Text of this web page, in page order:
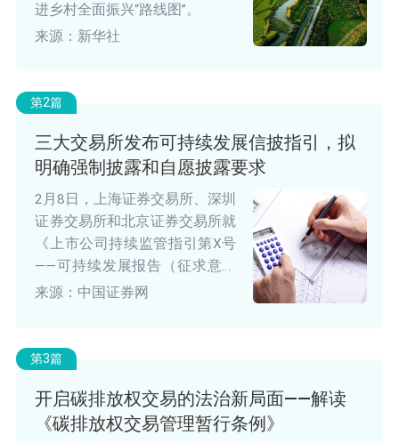
进乡村全面振兴“路线图”。
来源：新华社
第2篇
三大交易所发布可持续发展信披指引，拟
明确强制披露和自愿披露要求
2月8日，上海证券交易所、深圳
证券交易所和北京证券交易所就
《上市公司持续监管指引第X号
——可持续发展报告（征求意见
稿）》，向社会公开征求意见。
来源：中国证券网
第3篇
开启碳排放权交易的法治新局面——解读
《碳排放权交易管理暂行条例》